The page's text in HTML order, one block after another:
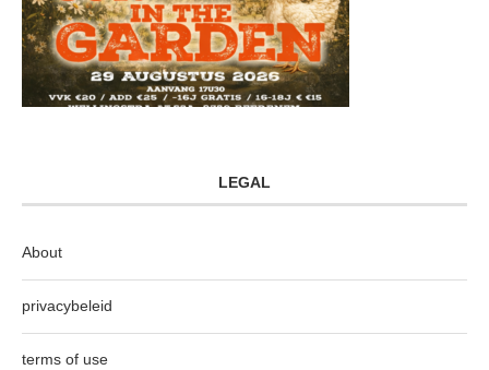
LEGAL
About
privacybeleid
terms of use